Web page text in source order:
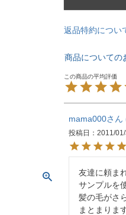
返品特約につい
商品についての
mama000
投稿日
2011/
友達に頼ま
サンプルを
髪の毛がさ
まとまります